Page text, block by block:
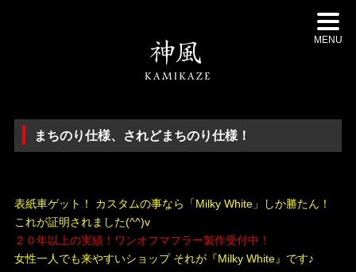
MENU
まちのり仕様、されどまちのり仕様！
表紙車ゲット！ カスタムの事なら「Milky White」しか勝たん！
これが証明されました(^^)v
２０年以上の実績！ワンオフマフラー製作受付中！
女性一人でも来やすいショップ それが『Milky White』です♪